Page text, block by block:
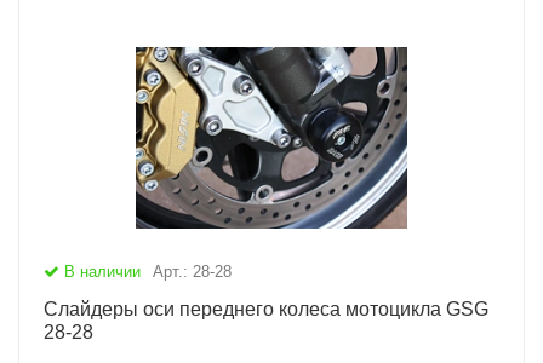
В наличии Арт.: 28-28
Слайдеры оси переднего колеса мотоцикла GSG
28-28